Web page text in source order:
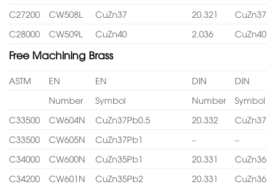
C27200
CW508L CuZn37 20.321
CuZn37
C28000
CW509L CuZn40 2.036 CuZn40
Free Machining Brass
ASTM EN EN DIN
DIN
Number
Symbol Number
Symbol
C33500
CW604N CuZn37Pb0.5 20.332
C33500
CW605N CuZn37Pb1 –
–
C34000
CW600N CuZn35Pb1 20.331
C34200
CW601N CuZn35Pb2 20.331